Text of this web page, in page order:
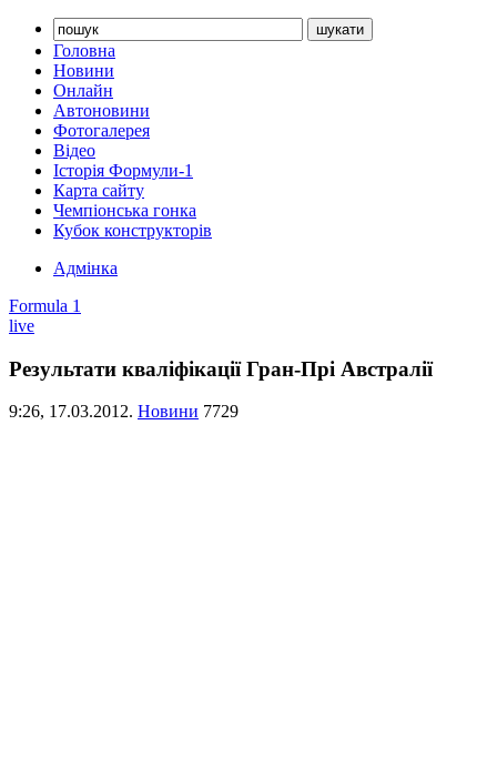
Головна
Новини
Онлайн
Автоновини
Фотогалерея
Відео
Історія Формули-1
Карта сайту
Чемпіонська гонка
Кубок конструкторів
Адмінка
Formula 1
live
Результати кваліфікації Гран-Прі Австралії
9:26, 17.03.2012. Новини 7729